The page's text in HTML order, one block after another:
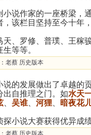
说作家的一座桥梁，
该栏目坚持至今十年
罗修、普璞、王稼骏
等等。
老蔡 历史版本
的发展做出了卓越的
出自推理之门。如水天
、 吴谁 河狸 暗夜花
小说大赛获得优异成绩
老蔡 历史版本